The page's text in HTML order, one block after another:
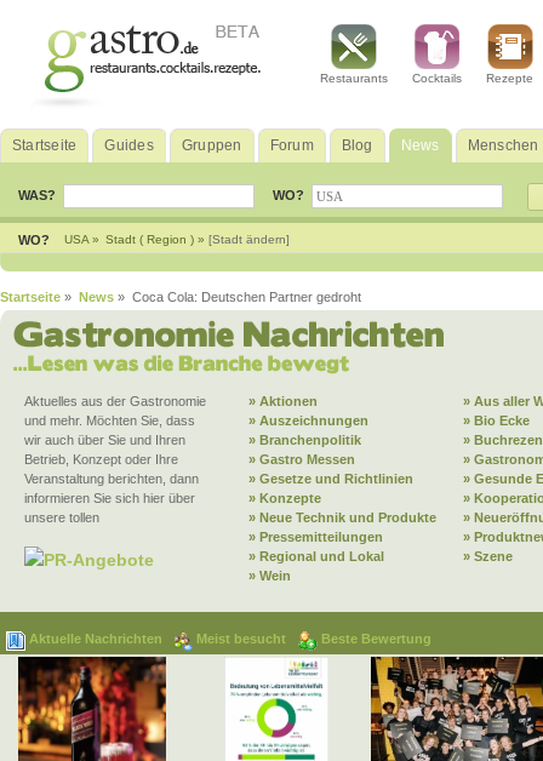
Restaurants Cocktails Rezepte
Startseite Guides Gruppen Forum Blog News Menschen
WAS? WO?
WO? USA » Stadt ( Region ) » [Stadt ändern]
Startseite » News » Coca Cola: Deutschen Partner gedroht
Aktuelles aus der Gastronomie
und mehr. Möchten Sie, dass
wir auch über Sie und Ihren
Betrieb, Konzept oder Ihre
Veranstaltung berichten, dann
informieren Sie sich hier über
unsere tollen
PR-Angebote
» Aktionen
» Aus aller
» Auszeichnungen
» Bio Ecke
» Branchenpolitik
»
» Gastro Messen
»
» Gesetze und Richtlinien
» Gesunde
» Konzepte
»
» Neue Technik und Produkte
»
» Pressemitteilungen
»
» Regional und Lokal
» Szene
» Wein
Aktuelle Nachrichten Meist besucht Beste Bewertung